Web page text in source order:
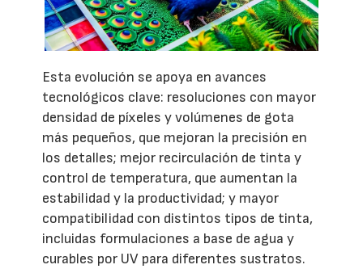
Esta evolución se apoya en avances
tecnológicos clave: resoluciones con mayor
densidad de píxeles y volúmenes de gota
más pequeños, que mejoran la precisión en
los detalles; mejor recirculación de tinta y
control de temperatura, que aumentan la
estabilidad y la productividad; y mayor
compatibilidad con distintos tipos de tinta,
incluidas formulaciones a base de agua y
curables por UV para diferentes sustratos.